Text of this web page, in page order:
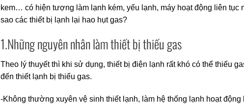
kem… có hiện tượng làm lạnh kém, yếu lạnh, máy hoạt động liên tục
sao các thiết bị lạnh lại hao hụt gas?
1.Những nguyên nhân làm thiết bị thiếu gas
Theo lý thuyết thì khi sử dụng, thiết bị điện lạnh rất khó có thể thiếu
đến thiết lạnh bị thiếu gas.
-Không thường xuyên vệ sinh thiết lạnh, làm hệ thống lạnh hoạt động